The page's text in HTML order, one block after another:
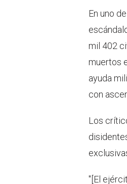
En uno
mil 402
muertos
ayuda
con
Los
"[El